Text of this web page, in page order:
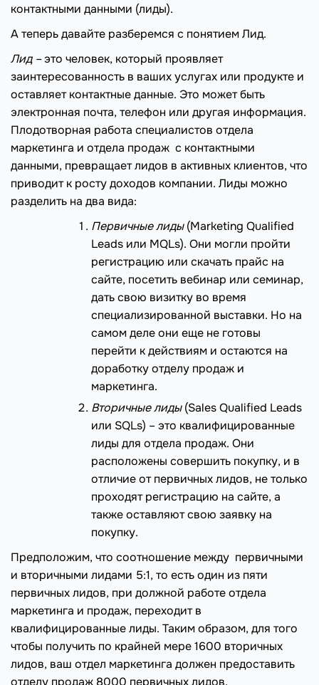
контактными данными (лиды).
А теперь давайте разберемся с понятием Лид.
Лид –это человек, который проявляет
заинтересованность в ваших услугах или продукте и
оставляет контактные данные. Это может быть
электронная почта, телефон или другая информация.
Плодотворная работа специалистов отдела
маркетинга и отдела продаж с контактными
данными, превращает лидов в активных клиентов, что
приводит к росту доходов компании. Лиды можно
разделить на два вида:
Первичныелиды(Marketing Qualified
Leads или MQLs). Они могли пройти
регистрацию или скачать прайс на
сайте, посетить вебинар или семинар,
дать свою визитку во время
специализированной выставки. Но на
самом деле они еще не готовы
перейти к действиям и остаются на
доработку отделу продаж и
маркетинга.
Вторичные лиды(Sales Qualified Leads
или SQLs) – это квалифицированные
лиды для отдела продаж. Они
расположены совершить покупку, и в
отличие от первичных лидов, не только
проходят регистрацию на сайте, а
также оставляют свою заявку на
покупку.
Предположим, что соотношение между первичными
и вторичными лидами 5:1, то есть один из пяти
первичных лидов, при должной работе отдела
маркетинга и продаж, переходит в
квалифицированные лиды. Таким образом, для того
чтобы получить по крайней мере 1600 вторичных
лидов, ваш отдел маркетинга должен предоставить
отделу продаж 8000 первичных лидов.